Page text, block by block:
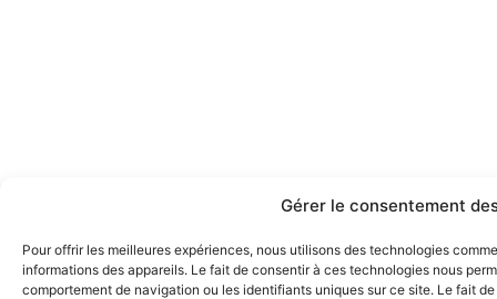
Gérer le consentement
Pour offrir les meilleures expériences, nous utilisons des technologies
informations des appareils. Le fait de consentir à ces technologies nous
comportement de navigation ou les identifiants uniques sur ce site. Le fait